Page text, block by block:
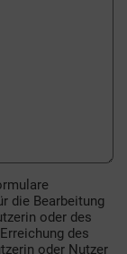
die Bearbeitung
oder des
des
oder Nutzer